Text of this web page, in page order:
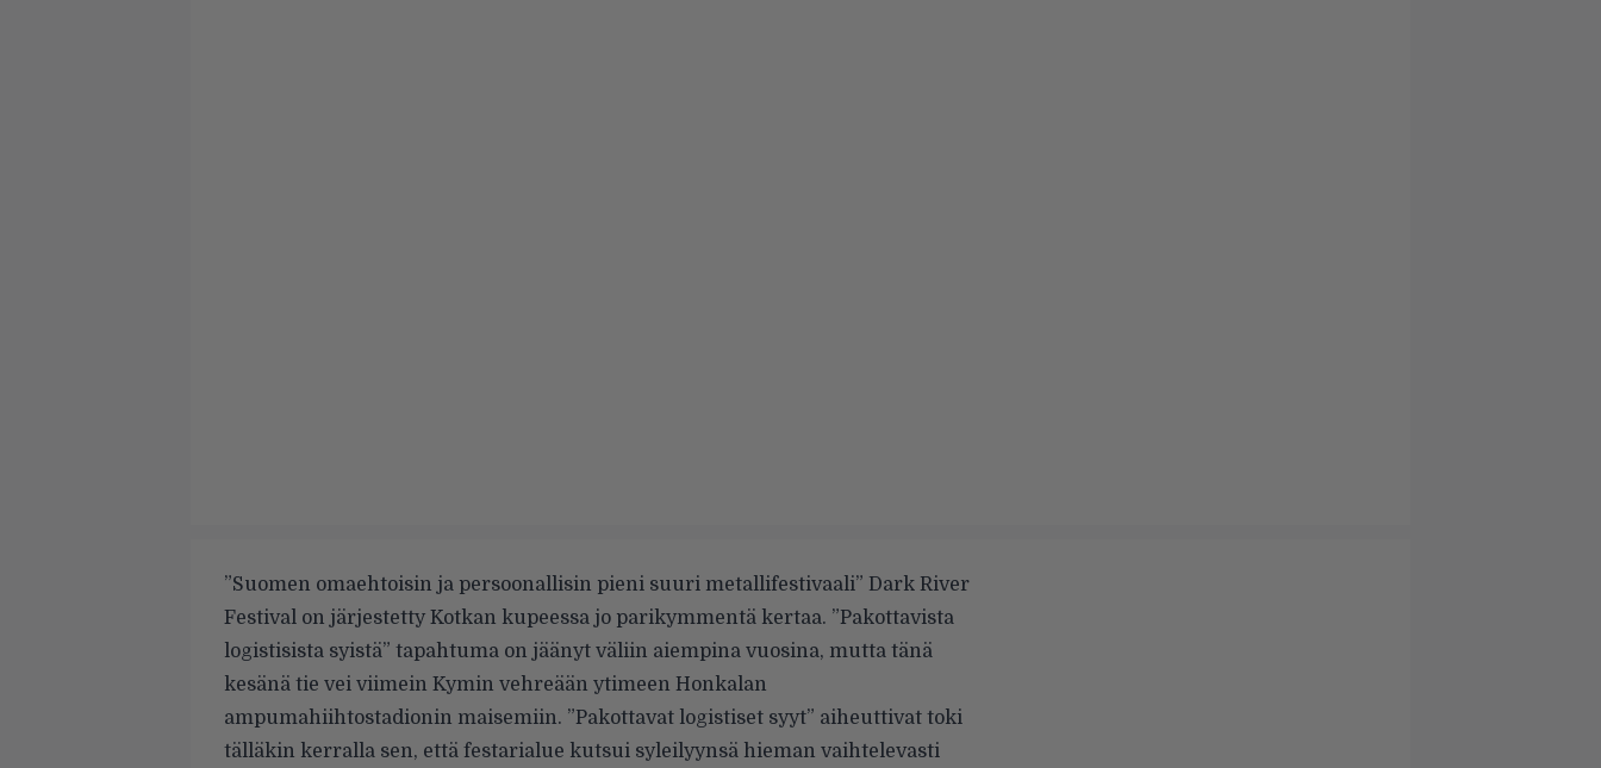
”Suomen omaehtoisin ja persoonallisin pieni suuri metallifestivaali” Dark River
Festival on järjestetty Kotkan kupeessa jo parikymmentä kertaa. ”Pakottavista
logistisista syistä” tapahtuma on jäänyt väliin aiempina vuosina, mutta tänä
kesänä tie vei viimein Kymin vehreään ytimeen Honkalan
ampumahiihtostadionin maisemiin. ”Pakottavat logistiset syyt” aiheuttivat toki
tälläkin kerralla sen, että festarialue kutsui syleilyynsä hieman vaihtelevasti